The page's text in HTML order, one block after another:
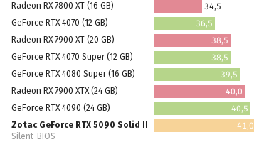
Radeon RX 7800 XT (16 GB)
34,5
GeForce RTX 4070 (12 GB)
36,5
Radeon RX 7900 XT (20 GB)
38,5
GeForce RTX 4070 Super (12 GB)
38,5
GeForce RTX 4080 Super (16 GB)
39,5
Radeon RX 7900 XTX (24 GB)
40,0
GeForce RTX 4090 (24 GB)
40,5
Zotac GeForce RTX 5090 Solid II
Silent-BIOS
41,0